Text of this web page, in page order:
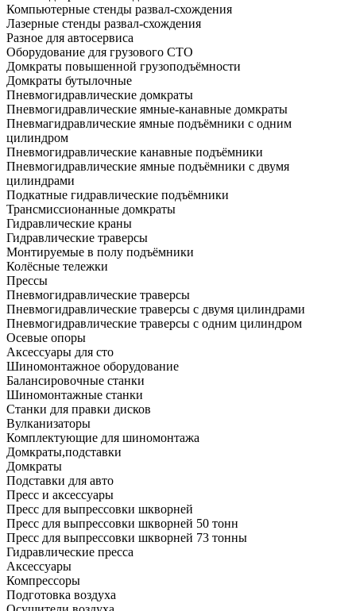
Компьютерные стенды развал-схождения
Лазерные стенды развал-схождения
Разное для автосервиса
Оборудование для грузового СТО
Домкраты повышенной грузоподъёмности
Домкраты бутылочные
Пневмогидравлические домкраты
Пневмогидравлические ямные-канавные домкраты
Пневмагидравлические ямные подъёмники с одним
цилиндром
Пневмогидравлические канавные подъёмники
Пневмогидравлические ямные подъёмники с двумя
цилиндрами
Подкатные гидравлические подъёмники
Трансмиссионанные домкраты
Гидравлические краны
Гидравлические траверсы
Монтируемые в полу подъёмники
Колёсные тележки
Прессы
Пневмогидравлические траверсы
Пневмогидравлические траверсы с двумя цилиндрами
Пневмогидравлические траверсы с одним цилиндром
Осевые опоры
Аксессуары для сто
Шиномонтажное оборудование
Балансировочные станки
Шиномонтажные станки
Станки для правки дисков
Вулканизаторы
Комплектующие для шиномонтажа
Домкраты,подставки
Домкраты
Подставки для авто
Пресс и аксессуары
Пресс для выпрессовки шкворней
Пресс для выпрессовки шкворней 50 тонн
Пресс для выпрессовки шкворней 73 тонны
Гидравлические пресса
Аксессуары
Компрессоры
Подготовка воздуха